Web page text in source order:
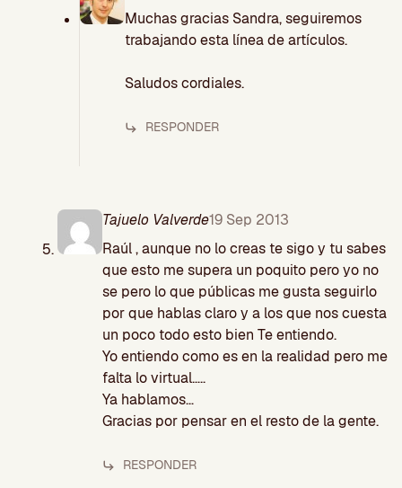
Muchas gracias Sandra, seguiremos
trabajando esta línea de artículos.
Saludos cordiales.
RESPONDER
Tajuelo Valverde19 Sep 2013
Raúl , aunque no lo creas te sigo y tu sabes
que esto me supera un poquito pero yo no
se pero lo que públicas me gusta seguirlo
por que hablas claro y a los que nos cuesta
un poco todo esto bien Te entiendo.
Yo entiendo como es en la realidad pero me
falta lo virtual…..
Ya hablamos…
Gracias por pensar en el resto de la gente.
RESPONDER